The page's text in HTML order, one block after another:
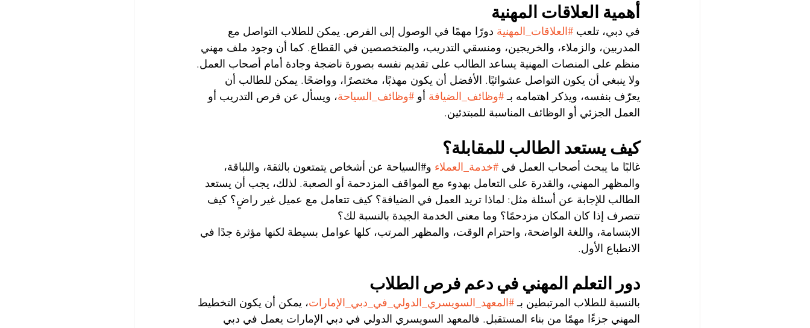
أهمية العلاقات المهنية
في دبي، تلعب #العلاقات_المهنية دورًا مهمًا في الوصول إلى الفرص. يمكن للطلاب التواصل مع
المدربين، والزملاء، والخريجين، ومنسقي التدريب، والمتخصصين في القطاع. كما أن وجود ملف مهني
منظم على المنصات المهنية يساعد الطالب على تقديم نفسه بصورة ناضجة وجادة أمام أصحاب العمل.
ولا ينبغي أن يكون التواصل عشوائيًا. الأفضل أن يكون مهذبًا، مختصرًا، وواضحًا. يمكن للطالب أن
يعرّف بنفسه، ويذكر اهتمامه بـ #وظائف_الضيافة أو #وظائف_السياحة، ويسأل عن فرص التدريب أو
العمل الجزئي أو الوظائف المناسبة للمبتدئين.
كيف يستعد الطالب للمقابلة؟
غالبًا ما يبحث أصحاب العمل في #خدمة_العملاء و#السياحة عن أشخاص يتمتعون بالثقة، واللباقة،
والمظهر المهني، والقدرة على التعامل بهدوء مع المواقف المزدحمة أو الصعبة. لذلك، يجب أن يستعد
الطالب للإجابة عن أسئلة مثل: لماذا تريد العمل في الضيافة؟ كيف تتعامل مع عميل غير راضٍ؟ كيف
تتصرف إذا كان المكان مزدحمًا؟ وما معنى الخدمة الجيدة بالنسبة لك؟
الابتسامة، واللغة الواضحة، واحترام الوقت، والمظهر المرتب، كلها عوامل بسيطة لكنها مؤثرة جدًا في
الانطباع الأول.
دور التعلم المهني في دعم فرص الطلاب
بالنسبة للطلاب المرتبطين بـ #المعهد_السويسري_الدولي_في_دبي_الإمارات، يمكن أن يكون التخطيط
المهني جزءًا مهمًا من بناء المستقبل. فالمعهد السويسري الدولي في دبي الإمارات يعمل في دبي